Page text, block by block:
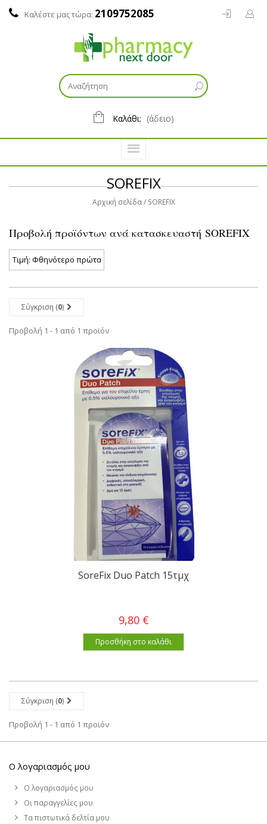
Καλέστε μας τώρα: 2109752085
Καλάθι: (άδειο)
SOREFIX
Αρχική σελίδα SOREFIX
Προβολή προϊόντων ανά κατασκευαστή SOREFIX
Σύγκριση (0)
Προβολή 1 - 1 από 1 προϊόν
SoreFix Duo Patch 15τμχ
9,80 €
Προσθήκη στο καλάθι
Σύγκριση (0)
Προβολή 1 - 1 από 1 προϊόν
Ο λογαριασμός μου
Ο λογαριασμός μου
Οι παραγγελίες μου
Τα πιστωτικά δελτία μου